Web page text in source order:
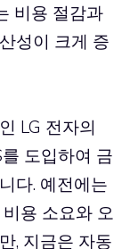
비용 절감과
성이 크게 증
LG 전자의
도입하여 금
다. 예전에는
용 소요와 오
, 지금은 자동